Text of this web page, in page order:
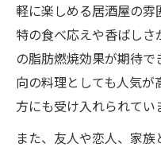
軽に楽しめる居酒屋の
特の食べ応えや香ばし
の脂肪燃焼効果が期待
向の料理としても人気
方にも受け入れられてい
また、友人や恋人、家